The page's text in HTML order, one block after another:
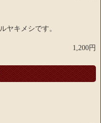
ヤキメシです。
1,200円